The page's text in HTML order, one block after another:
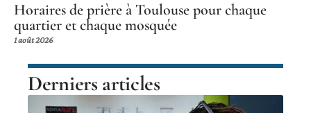
Horaires de prière à Toulouse pour chaque
quartier et chaque mosquée
1 août 2026
Derniers articles